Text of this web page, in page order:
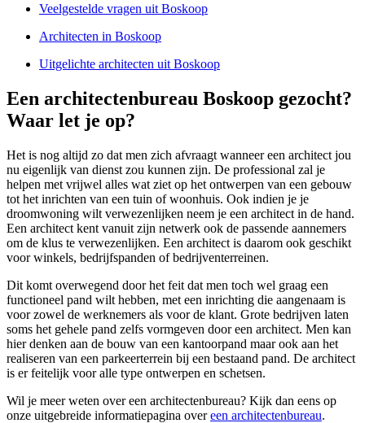
Veelgestelde vragen uit Boskoop
Architecten in Boskoop
Uitgelichte architecten uit Boskoop
Een architectenbureau Boskoop gezocht?
Waar let je op?
Het is nog altijd zo dat men zich afvraagt wanneer een architect jou
nu eigenlijk van dienst zou kunnen zijn. De professional zal je
helpen met vrijwel alles wat ziet op het ontwerpen van een gebouw
tot het inrichten van een tuin of woonhuis. Ook indien je je
droomwoning wilt verwezenlijken neem je een architect in de hand.
Een architect kent vanuit zijn netwerk ook de passende aannemers
om de klus te verwezenlijken. Een architect is daarom ook geschikt
voor winkels, bedrijfspanden of bedrijventerreinen.
Dit komt overwegend door het feit dat men toch wel graag een
functioneel pand wilt hebben, met een inrichting die aangenaam is
voor zowel de werknemers als voor de klant. Grote bedrijven laten
soms het gehele pand zelfs vormgeven door een architect. Men kan
hier denken aan de bouw van een kantoorpand maar ook aan het
realiseren van een parkeerterrein bij een bestaand pand. De architect
is er feitelijk voor alle type ontwerpen en schetsen.
Wil je meer weten over een architectenbureau? Kijk dan eens op
onze uitgebreide informatiepagina overeen architectenbureau.